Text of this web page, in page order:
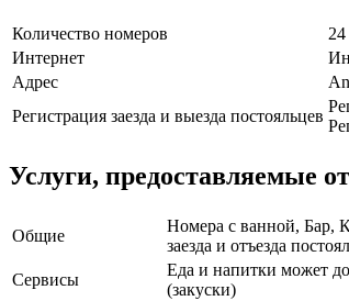
Количество номеров
24
Интернет
Адрес
Регистрация заезда и выезда постояльцев
Услуги, предоставляемые
Общие
Номера с ванной, Бар,
заезда и отъезда
Сервисы
Еда и напитки может
(закуски)